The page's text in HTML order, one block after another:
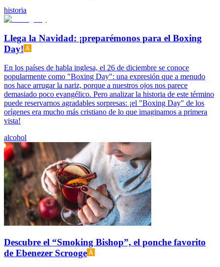
historia
Llega la Navidad: ¡preparémonos para el Boxing
Day!
En los países de habla inglesa, el 26 de diciembre se conoce
popularmente como "Boxing Day": una expresión que a menudo
nos hace arrugar la nariz, porque a nuestros ojos nos parece
demasiado poco evangélico. Pero analizar la historia de este término
puede reservarnos agradables sorpresas: ¡el "Boxing Day" de los
orígenes era mucho más cristiano de lo que imaginamos a primera
vista!
alcohol
Descubre el “Smoking Bishop”, el ponche favorito
de Ebenezer Scrooge